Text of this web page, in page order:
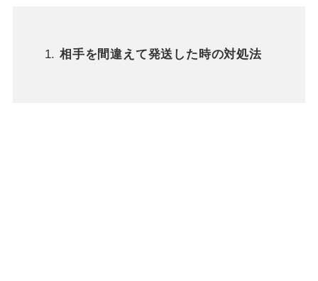
相手を間違えて発送した時の対処法